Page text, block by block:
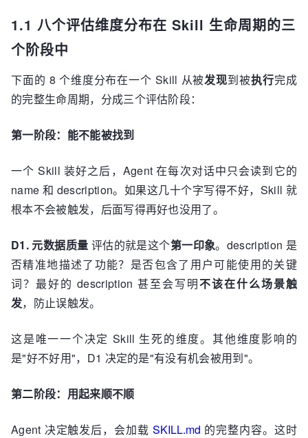
1.1 八个评估维度分布在 Skill 生命周期的三
个阶段中
下面的 8 个维度分布在一个 Skill 从被发现到被执行完成
的完整生命周期，分成三个评估阶段：
第一阶段：能不能被找到
一个 Skill 装好之后，Agent 在每次对话中只会读到它的
name 和 description。如果这几十个字写得不好，Skill 就
根本不会被触发，后面写得再好也没用了。
D1. 元数据质量 评估的就是这个第一印象。description 是
否精准地描述了功能？是否包含了用户可能使用的关键
词？最好的 description 甚至会写明不该在什么场景触
发，防止误触发。
这是唯一一个决定 Skill 生死的维度。其他维度影响的
是"好不好用"，D1 决定的是"有没有机会被用到"。
第二阶段：用起来顺不顺
Agent 决定触发后，会加载SKILL.md 的完整内容。这时